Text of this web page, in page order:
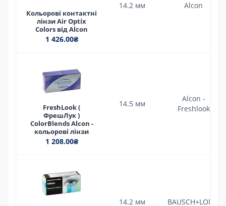
Кольорові контактні
лінзи Air Optix
Colors від Alcon
1 426.00₴
14.2 мм Alcon
FreshLook (
ФрешЛук )
ColorBlends Alcon -
кольорові лінзи
1 208.00₴
14.5 мм
Alcon -
Freshlook
14.2 мм BAUSCH+LOMB